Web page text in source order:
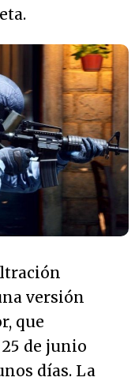
versión
que
de junio
días. La